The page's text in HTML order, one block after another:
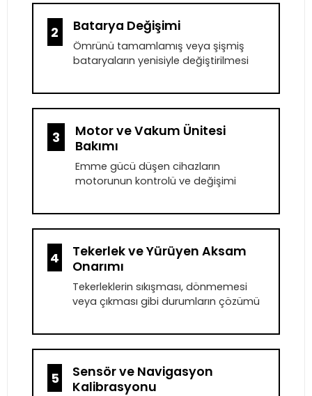
2 Batarya Değişimi
Ömrünü tamamlamış veya şişmiş
bataryaların yenisiyle değiştirilmesi
3
Motor ve Vakum Ünitesi
Bakımı
Emme gücü düşen cihazların
motorunun kontrolü ve değişimi
4
Tekerlek ve Yürüyen Aksam
Onarımı
Tekerleklerin sıkışması, dönmemesi
veya çıkması gibi durumların çözümü
5
Sensör ve Navigasyon
Kalibrasyonu